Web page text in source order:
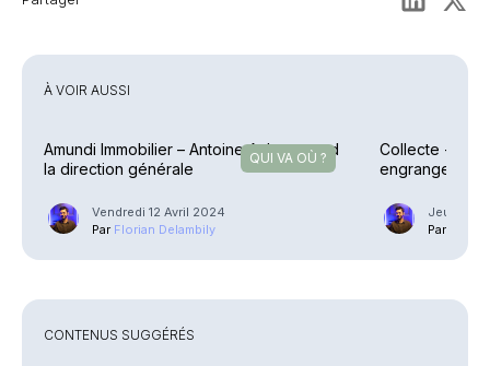
À VOIR AUSSI
QUI VA OÙ ?
Amundi Immobilier – Antoine Aubry prend
la direction générale
Vendredi 12 Avril 2024
Par Florian Delambily
Collecte -
engrangent en
Jeudi 11
Par
CONTENUS SUGGÉRÉS